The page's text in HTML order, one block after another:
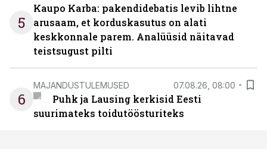
5
Kaupo Karba: pakendidebatis levib lihtne
arusaam, et korduskasutus on alati
keskkonnale parem. Analüüsid näitavad
teistsugust pilti
6
MAJANDUSTULEMUSED 07.08.26, 08:00
Puhk ja Lausing kerkisid Eesti
suurimateks toidutöösturiteks